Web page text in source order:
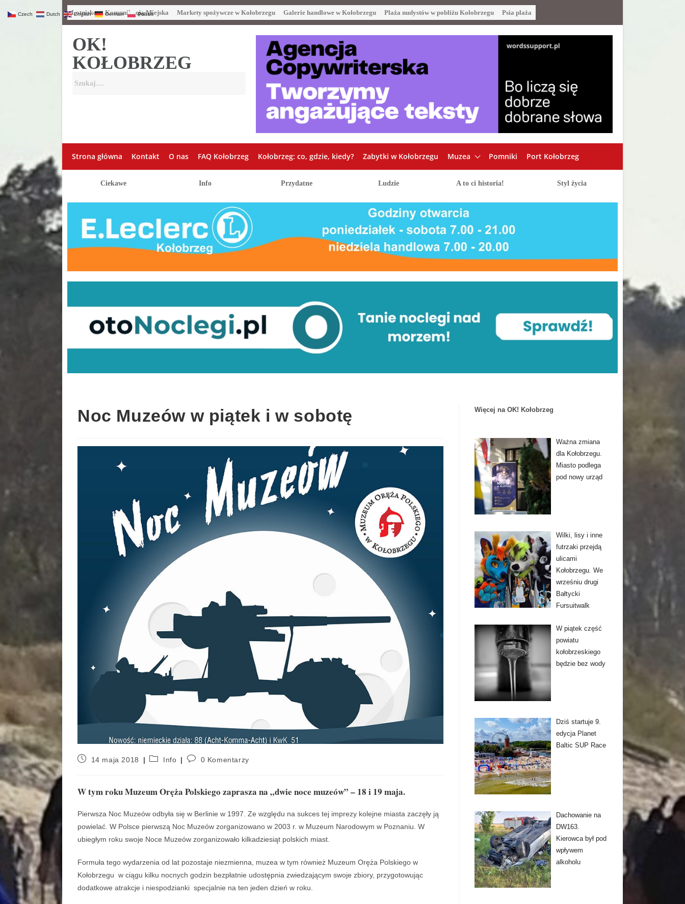
Lotnisko Komunikacja Miejska Markety spożywcze w Kołobrzegu Galerie handlowe w Kołobrzegu Plaża nudystów w pobliżu Kołobrzegu Psia plaża
OK!
KOŁOBRZEG
Strona główna Kontakt O nas FAQ Kołobrzeg Kołobrzeg: co, gdzie, kiedy? Zabytki w Kołobrzegu Muzea Pomniki Port Kołobrzeg
Ciekawe Info Przydatne Ludzie A to ci historia! Styl życia
Noc Muzeów w piątek i w sobotę
14 maja 2018 Info 0 Komentarzy
W tym roku Muzeum Oręża Polskiego zaprasza na „dwie noce muzeów” – 18 i 19 maja.
Pierwsza Noc Muzeów odbyła się w Berlinie w 1997. Ze względu na sukces tej imprezy kolejne miasta zaczęły ją
powielać. W Polsce pierwszą Noc Muzeów zorganizowano w 2003 r. w Muzeum Narodowym w Poznaniu. W
ubiegłym roku swoje Noce Muzeów zorganizowało kilkadziesiąt polskich miast.
Formuła tego wydarzenia od lat pozostaje niezmienna, muzea w tym również Muzeum Oręża Polskiego w
Kołobrzegu w ciągu kilku nocnych godzin bezpłatnie udostępnia zwiedzającym swoje zbiory, przygotowując
dodatkowe atrakcje i niespodzianki specjalnie na ten jeden dzień w roku.
Więcej na OK! Kołobrzeg
Ważna zmiana
dla Kołobrzegu.
Miasto podlega
pod nowy urząd
Wilki, lisy i inne
futrzaki przejdą
ulicami
Kołobrzegu. We
wrześniu drugi
Bałtycki
Fursuitwalk
W piątek część
powiatu
kołobrzeskiego
będzie bez wody
Dziś startuje 9.
edycja Planet
Baltic SUP Race
Dachowanie na
DW163.
Kierowca był pod
wpływem
alkoholu
Czech Dutch English German Polish